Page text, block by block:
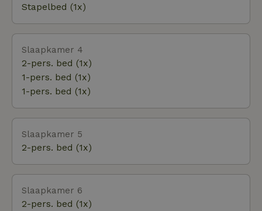
Stapelbed (1x)
Slaapkamer 4
2-pers. bed (1x)
1-pers. bed (1x)
1-pers. bed (1x)
Slaapkamer 5
2-pers. bed (1x)
Slaapkamer 6
2-pers. bed (1x)